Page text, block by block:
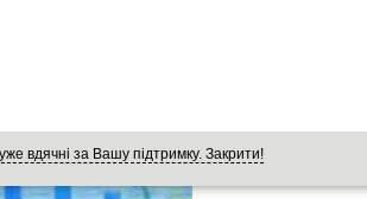
вдячні за Вашу підтримку. Закрити!